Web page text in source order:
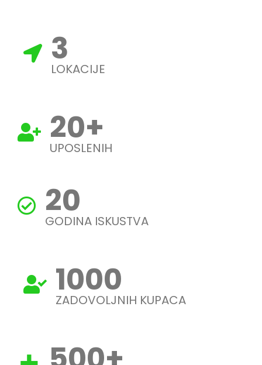
3
LOKACIJE
20+
UPOSLENIH
20
GODINA ISKUSTVA
1000
ZADOVOLJNIH KUPACA